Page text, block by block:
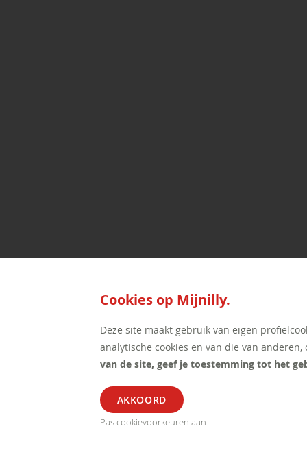
Cookies op Mijnilly.
Deze site maakt gebruik van eigen
analytische cookies en van die van
van de site, geef je toestemming tot het
Pas cookievoorkeuren aan